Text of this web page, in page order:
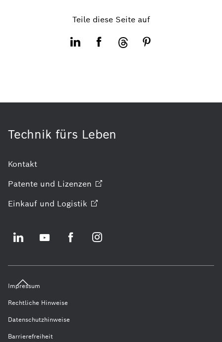
Teile diese Seite auf
Technik fürs Leben
Kontakt
Patente und Lizenzen
Einkauf und Logistik
Impressum
Rechtliche Hinweise
Datenschutzhinweise
Barrierefreiheit